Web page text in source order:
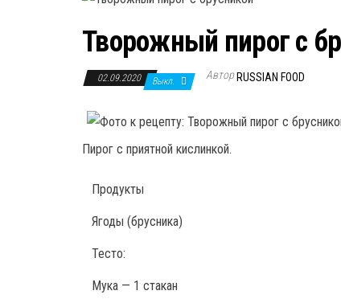
Творожный пирог с
02.09.2020 Выкл. Автор RUSSIAN FOOD
Пирог с приятной кислинкой.
Продукты
Ягоды (брусника)
Тесто:
Мука — 1 стакан